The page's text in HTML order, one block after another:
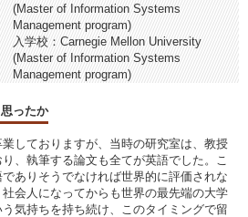
(Master of Information Systems
Management program)
入学校：Carnegie Mellon University
(Master of Information Systems
Management program)
ったか
しておりますが、当時の研究室は、教授
、執筆する論文も全てが英語でした。こ
ありそうでなければ世界的に評価されな
会人になってからも世界の最先端の大学
気持ちを持ち続け、このタイミングで留